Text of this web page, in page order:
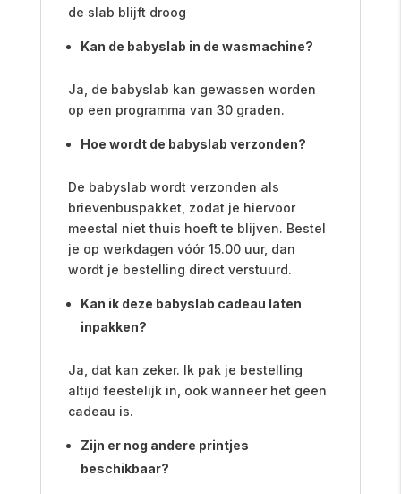
de slab blijft droog
Kan de babyslab in de wasmachine?
Ja, de babyslab kan gewassen worden
op een programma van 30 graden.
Hoe wordt de babyslab verzonden?
De babyslab wordt verzonden als
brievenbuspakket, zodat je hiervoor
meestal niet thuis hoeft te blijven. Bestel
je op werkdagen vóór 15.00 uur, dan
wordt je bestelling direct verstuurd.
Kan ik deze babyslab cadeau laten
inpakken?
Ja, dat kan zeker. Ik pak je bestelling
altijd feestelijk in, ook wanneer het geen
cadeau is.
Zijn er nog andere printjes
beschikbaar?